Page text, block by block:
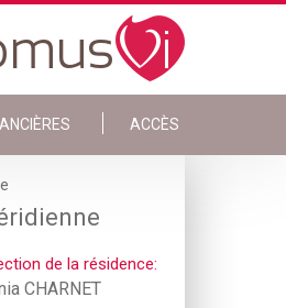
ACCÈS
de la résidence:
CHARNET